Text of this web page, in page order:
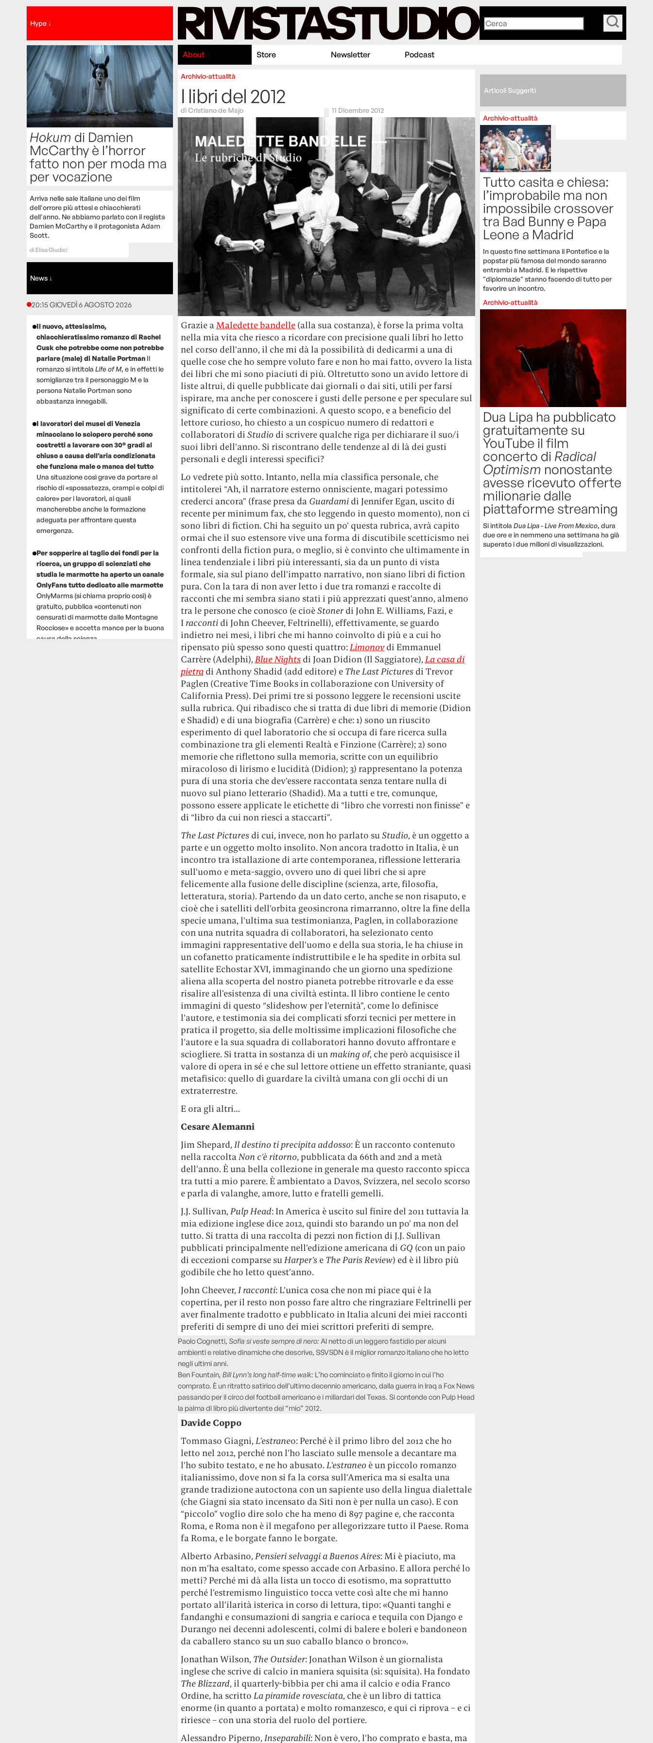
Hype ↓
Hokum di Damien
McCarthy è l’horror
fatto non per moda ma
per vocazione
Arriva nelle sale italiane uno dei film
dell'orrore più attesi e chiacchierati
dell'anno. Ne abbiamo parlato con il regista
Damien McCarthy e il protagonista Adam
Scott.
di Elisa Giudici
News ↓
20:15 GIOVEDÌ 6 AGOSTO 2026
Il nuovo, attesissimo,
chiacchieratissimo romanzo di Rachel
Cusk che potrebbe come non potrebbe
parlare (male) di Natalie Portman Il
romanzo si intitola Life of M, e in effetti le
somiglianze tra il personaggio M e la
persona Natalie Portman sono
abbastanza innegabili.
I lavoratori dei musei di Venezia
minacciano lo sciopero perché sono
costretti a lavorare con 30° gradi al
chiuso a causa dell’aria condizionata
che funziona male o manca del tutto
Una situazione così grave da portare al
rischio di «spossatezza, crampi e colpi di
calore» per i lavoratori, ai quali
mancherebbe anche la formazione
adeguata per affrontare questa
emergenza.
Per sopperire al taglio dei fondi per la
ricerca, un gruppo di scienziati che
studia le marmotte ha aperto un canale
OnlyFans tutto dedicato alle marmotte
OnlyMarms (si chiama proprio così) è
gratuito, pubblica «contenuti non
censurati di marmotte dalle Montagne
Rocciose» e accetta mance per la buona
causa della scienza.
About Store Newsletter Podcast
Archivio-attualità
I libri del 2012
diCristiano de Majo 11 Dicembre 2012
Grazie a Maledette bandelle(alla sua costanza), è forse la prima volta
nella mia vita che riesco a ricordare con precisione quali libri ho letto
nel corso dell’anno, il che mi dà la possibilità di dedicarmi a una di
quelle cose che ho sempre voluto fare e non ho mai fatto, ovvero la lista
dei libri che mi sono piaciuti di più. Oltretutto sono un avido lettore di
liste altrui, di quelle pubblicate dai giornali o dai siti, utili per farsi
ispirare, ma anche per conoscere i gusti delle persone e per speculare sul
significato di certe combinazioni. A questo scopo, e a beneficio del
lettore curioso, ho chiesto a un cospicuo numero di redattori e
collaboratori di Studiodi scrivere qualche riga per dichiarare il suo/i
suoi libri dell’anno. Si riscontrano delle tendenze al di là dei gusti
personali e degli interessi specifici?
Lo vedrete più sotto. Intanto, nella mia classifica personale, che
intitolerei “Ah, il narratore esterno onnisciente, magari potessimo
crederci ancora” (frase presa da Guardami di Jennifer Egan, uscito di
recente per minimum fax, che sto leggendo in questo momento), non ci
sono libri di fiction. Chi ha seguito un po’ questa rubrica, avrà capito
ormai che il suo estensore vive una forma di discutibile scetticismo nei
confronti della fiction pura, o meglio, si è convinto che ultimamente in
linea tendenziale i libri più interessanti, sia da un punto di vista
formale, sia sul piano dell’impatto narrativo, non siano libri di fiction
pura. Con la tara di non aver letto i due tra romanzi e raccolte di
racconti che mi sembra siano stati i più apprezzati quest’anno, almeno
tra le persone che conosco (e cioèStonerdi John E. Williams, Fazi, e
I raccontidi John Cheever, Feltrinelli), effettivamente, se guardo
indietro nei mesi, i libri che mi hanno coinvolto di più e a cui ho
ripensato più spesso sono questi quattro:Limonovdi Emmanuel
Carrère (Adelphi), Blue Nightsdi Joan Didion (Il Saggiatore), La casa di
pietradi Anthony Shadid (add editore) e The Last Picturesdi Trevor
Paglen (Creative Time Books in collaborazione con University of
California Press). Dei primi tre si possono leggere le recensioni uscite
sulla rubrica. Qui ribadisco che si tratta di due libri di memorie (Didion
e Shadid) e di una biografia (Carrère) e che: 1) sono un riuscito
esperimento di quel laboratorio che si occupa di fare ricerca sulla
combinazione tra gli elementi Realtà e Finzione (Carrère); 2) sono
memorie che riflettono sulla memoria, scritte con un equilibrio
miracoloso di lirismo e lucidità (Didion); 3) rappresentano la potenza
pura di una storia che dev’essere raccontata senza tentare nulla di
nuovo sul piano letterario (Shadid). Ma a tutti e tre, comunque,
possono essere applicate le etichette di “libro che vorresti non finisse” e
di “libro da cui non riesci a staccarti”.
The Last Pictures di cui, invece, non ho parlato su Studio, è un oggetto a
parte e un oggetto molto insolito. Non ancora tradotto in Italia, è un
incontro tra istallazione di arte contemporanea, riflessione letteraria
sull’uomo e meta-saggio, ovvero uno di quei libri che si apre
felicemente alla fusione delle discipline (scienza, arte, filosofia,
letteratura, storia). Partendo da un dato certo, anche se non risaputo, e
cioè che i satelliti dell’orbita geosincrona rimarranno, oltre la fine della
specie umana, l’ultima sua testimonianza, Paglen, in collaborazione
con una nutrita squadra di collaboratori, ha selezionato cento
immagini rappresentative dell’uomo e della sua storia, le ha chiuse in
un cofanetto praticamente indistruttibile e le ha spedite in orbita sul
satellite Echostar XVI, immaginando che un giorno una spedizione
aliena alla scoperta del nostro pianeta potrebbe ritrovarle e da esse
risalire all’esistenza di una civiltà estinta. Il libro contiene le cento
immagini di questo “slideshow per l’eternità”, come lo definisce
l’autore, e testimonia sia dei complicati sforzi tecnici per mettere in
pratica il progetto, sia delle moltissime implicazioni filosofiche che
l’autore e la sua squadra di collaboratori hanno dovuto affrontare e
sciogliere. Si tratta in sostanza di un making of, che però acquisisce il
valore di opera in sé e che sul lettore ottiene un effetto straniante, quasi
metafisico: quello di guardare la civiltà umana con gli occhi di un
extraterrestre.
E ora gli altri…
Cesare Alemanni
Jim Shepard, Il destino ti precipita addosso: È un racconto contenuto
nella raccolta Non c’è ritorno, pubblicata da 66th and 2nd a metà
dell’anno. È una bella collezione in generale ma questo racconto spicca
tra tutti a mio parere. È ambientato a Davos, Svizzera, nel secolo scorso
e parla di valanghe, amore, lutto e fratelli gemelli.
J.J. Sullivan, Pulp Head: In America è uscito sul finire del 2011 tuttavia la
mia edizione inglese dice 2012, quindi sto barando un po’ ma non del
tutto. Si tratta di una raccolta di pezzi non fiction di J.J. Sullivan
pubblicati principalmente nell’edizione americana di GQ (con un paio
di eccezioni comparse su Harper’se The Paris Review) ed è il libro più
godibile che ho letto quest’anno.
John Cheever, I racconti: L’unica cosa che non mi piace qui è la
copertina, per il resto non posso fare altro che ringraziare Feltrinelli per
aver finalmente tradotto e pubblicato in Italia alcuni dei miei racconti
preferiti di sempre di uno dei miei scrittori preferiti di sempre.
Paolo Cognetti, Sofia si veste sempre di nero: Al netto di un leggero fastidio per alcuni
ambienti e relative dinamiche che descrive, SSVSDN è il miglior romanzo italiano che ho letto
negli ultimi anni.
Ben Fountain, Bill Lynn’s long half-time walk: L’ho cominciato e finito il giorno in cui l’ho
comprato. È un ritratto satirico dell’ultimo decennio americano, dalla guerra in Iraq a Fox News
passando per il circo del football americano e i miliardari del Texas. Si contende con Pulp Head
la palma di libro più divertente del “mio” 2012.
Davide Coppo
Tommaso Giagni, L’estraneo: Perché è il primo libro del 2012 che ho
letto nel 2012, perché non l’ho lasciato sulle mensole a decantare ma
l’ho subito testato, e ne ho abusato. L’estraneoè un piccolo romanzo
italianissimo, dove non si fa la corsa sull’America ma si esalta una
grande tradizione autoctona con un sapiente uso della lingua dialettale
(che Giagni sia stato incensato da Siti non è per nulla un caso). E con
“piccolo” voglio dire solo che ha meno di 897 pagine e, che racconta
Roma, e Roma non è il megafono per allegorizzare tutto il Paese. Roma
fa Roma, e le borgate fanno le borgate.
Alberto Arbasino, Pensieri selvaggi a Buenos Aires: Mi è piaciuto, ma
non m’ha esaltato, come spesso accade con Arbasino. E allora perché lo
metti? Perché mi dà alla lista un tocco di esotismo, ma soprattutto
perché l’estremismo linguistico tocca vette così alte che mi hanno
portato all’ilarità isterica in corso di lettura, tipo: «Quanti tanghi e
fandanghi e consumazioni di sangria e carioca e tequila con Django e
Durango nei decenni adolescenti, colmi di balere e boleri e bandoneon
da caballero stanco su un suo caballo blanco o bronco».
Jonathan Wilson, The Outsider: Jonathan Wilson è un giornalista
inglese che scrive di calcio in maniera squisita (sì: squisita). Ha fondato
The Blizzard, il quarterly-bibbia per chi ama il calcio e odia Franco
Ordine, ha scritto La piramide rovesciata, che è un libro di tattica
enorme (in quanto a portata) e molto romanzesco, e qui ci riprova – e ci
ririesce – con una storia del ruolo del portiere.
Alessandro Piperno, Inseparabili: Non è vero, l’ho comprato e basta, ma
Articoli Suggeriti
Archivio-attualità
Tutto casita e chiesa:
l’improbabile ma non
impossibile crossover
tra Bad Bunny e Papa
Leone a Madrid
In questo fine settimana il Pontefice e la
popstar più famosa del mondo saranno
entrambi a Madrid. E le rispettive
"diplomazie" stanno facendo di tutto per
favorire un incontro.
Archivio-attualità
Dua Lipa ha pubblicato
gratuitamente su
YouTube il film
concerto di Radical
Optimism nonostante
avesse ricevuto offerte
milionarie dalle
piattaforme streaming
Si intitolaDua Lipa - Live From Mexico, dura
due ore e in nemmeno una settimana ha già
superato i due milioni di visualizzazioni.